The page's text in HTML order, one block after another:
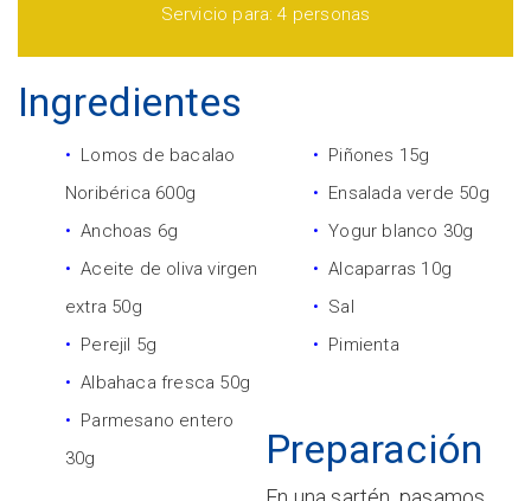
Servicio para: 4 personas
Ingredientes
Lomos de bacalao
Noribérica 600g
Anchoas 6g
Aceite de oliva virgen
extra 50g
Perejil 5g
Albahaca fresca 50g
Parmesano entero
30g
Piñones 15g
Ensalada verde 50g
Yogur blanco 30g
Alcaparras 10g
Sal
Pimienta
Preparación